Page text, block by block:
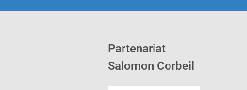
Partenariat
Salomon Corbeil